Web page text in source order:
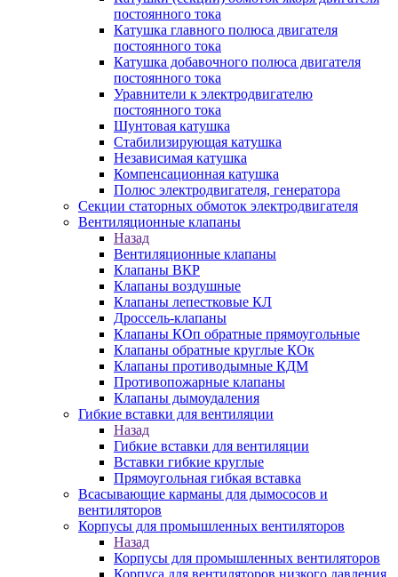
постоянного тока
Катушка главного полюса двигателя
постоянного тока
Катушка добавочного полюса двигателя
постоянного тока
Уравнители к электродвигателю
постоянного тока
Шунтовая катушка
Стабилизирующая катушка
Независимая катушка
Компенсационная катушка
Полюс электродвигателя, генератора
Секции статорных обмоток электродвигателя
Вентиляционные клапаны
Назад
Вентиляционные клапаны
Клапаны ВКР
Клапаны воздушные
Клапаны лепестковые КЛ
Дроссель-клапаны
Клапаны КОп обратные прямоугольные
Клапаны обратные круглые КОк
Клапаны противодымные КДМ
Противопожарные клапаны
Клапаны дымоудаления
Гибкие вставки для вентиляции
Назад
Гибкие вставки для вентиляции
Вставки гибкие круглые
Прямоугольная гибкая вставка
Всасывающие карманы для дымососов и
вентиляторов
Корпусы для промышленных вентиляторов
Назад
Корпусы для промышленных вентиляторов
Корпуса для вентиляторов низкого давления